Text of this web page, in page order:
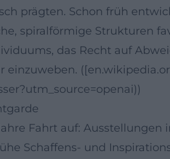
prägten. Schon früh
spiralförmige Strukturen
das Recht auf
Fahrt auf: Ausstellungen
Schaffens- und